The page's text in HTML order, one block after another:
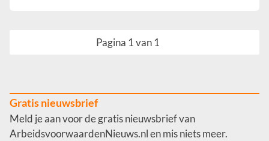
Pagina 1 van 1
Gratis nieuwsbrief
Meld je aan voor de gratis nieuwsbrief van
ArbeidsvoorwaardenNieuws.nl en mis niets meer.